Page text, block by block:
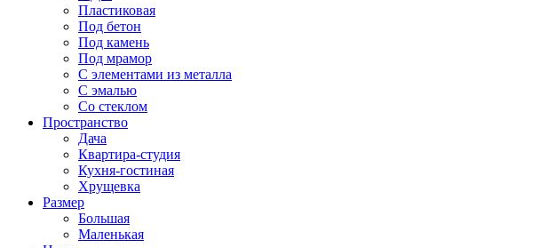
Пластиковая
Под бетон
Под камень
Под мрамор
С элементами из металла
С эмалью
Со стеклом
Пространство
Дача
Квартира-студия
Кухня-гостиная
Хрущевка
Размер
Большая
Маленькая